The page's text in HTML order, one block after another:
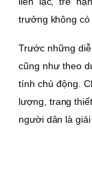
trưởng không có
Trước những
cũng như theo
tính chủ động.
lượng, trang
người dân là